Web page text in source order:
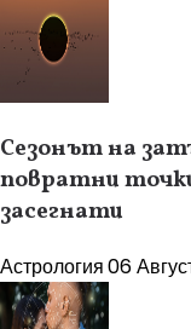
Сезонът на
повратни
засегнати
Астрология06